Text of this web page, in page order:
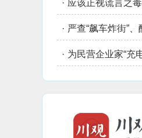
· 应该正视谎言之
· 严查“飙车炸街”
· 为民营企业家“充